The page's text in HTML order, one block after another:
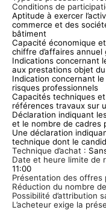
Conditions de
Aptitude à exercer
commerce et des
bâtiment
Capacité économique
chiffre d’affaires
Indications concernant
aux prestations objet
Indication concernant
risques professionnels
Capacités techniques
références travaux sur
Déclaration indiquant
et le nombre de cadres
Une déclaration
technique dont le
Technique d’achat :
Date et heure limite de
11:00
Présentation des offres
Réduction du nombre
Possibilité d’attribution
L’acheteur exige la